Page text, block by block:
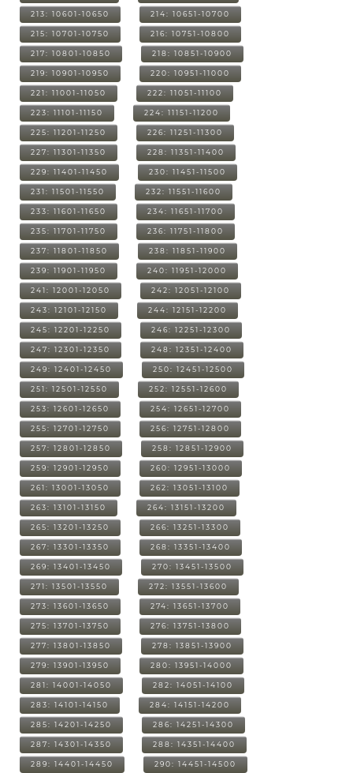
213: 10601-10650 214: 10651-10700
215: 10701-10750 216: 10751-10800
217: 10801-10850 218: 10851-10900
219: 10901-10950 220: 10951-11000
221: 11001-11050 222: 11051-11100
223: 11101-11150 224: 11151-11200
225: 11201-11250 226: 11251-11300
227: 11301-11350 228: 11351-11400
229: 11401-11450 230: 11451-11500
231: 11501-11550 232: 11551-11600
233: 11601-11650 234: 11651-11700
235: 11701-11750 236: 11751-11800
237: 11801-11850 238: 11851-11900
239: 11901-11950 240: 11951-12000
241: 12001-12050 242: 12051-12100
243: 12101-12150 244: 12151-12200
245: 12201-12250 246: 12251-12300
247: 12301-12350 248: 12351-12400
249: 12401-12450 250: 12451-12500
251: 12501-12550 252: 12551-12600
253: 12601-12650 254: 12651-12700
255: 12701-12750 256: 12751-12800
257: 12801-12850 258: 12851-12900
259: 12901-12950 260: 12951-13000
261: 13001-13050 262: 13051-13100
263: 13101-13150 264: 13151-13200
265: 13201-13250 266: 13251-13300
267: 13301-13350 268: 13351-13400
269: 13401-13450 270: 13451-13500
271: 13501-13550 272: 13551-13600
273: 13601-13650 274: 13651-13700
275: 13701-13750 276: 13751-13800
277: 13801-13850 278: 13851-13900
279: 13901-13950 280: 13951-14000
281: 14001-14050 282: 14051-14100
283: 14101-14150 284: 14151-14200
285: 14201-14250 286: 14251-14300
287: 14301-14350 288: 14351-14400
289: 14401-14450 290: 14451-14500